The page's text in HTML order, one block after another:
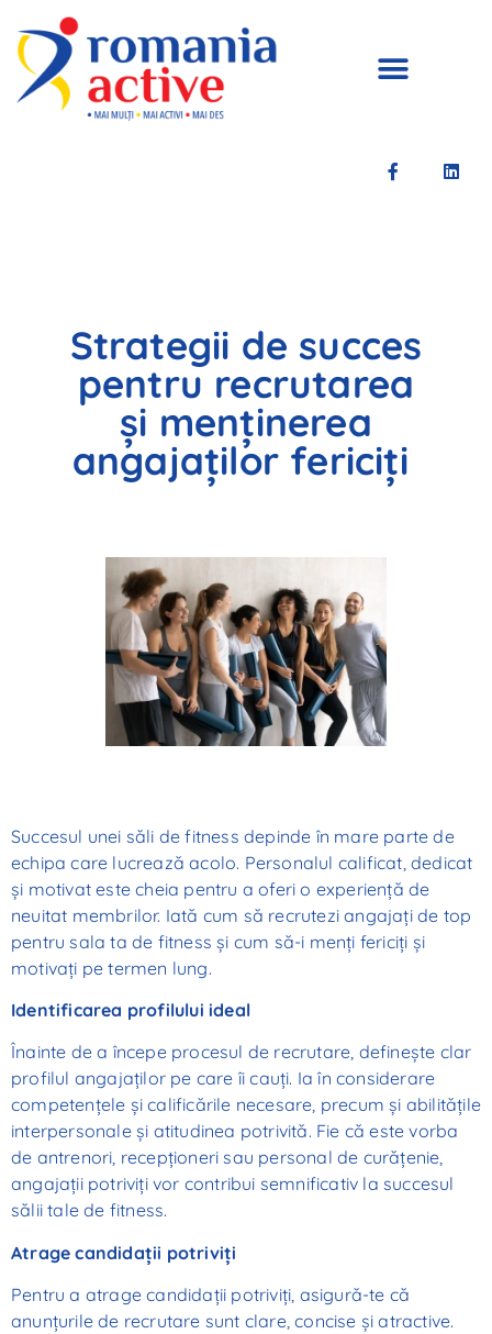
Strategii de succes
pentru recrutarea
și menținerea
angajaților fericiți
Succesul unei săli de fitness depinde în mare parte de
echipa care lucrează acolo. Personalul calificat, dedicat
și motivat este cheia pentru a oferi o experiență de
neuitat membrilor. Iată cum să recrutezi angajați de top
pentru sala ta de fitness și cum să-i menți fericiți și
motivați pe termen lung.
Identificarea profilului ideal
Înainte de a începe procesul de recrutare, definește clar
profilul angajaților pe care îi cauți. Ia în considerare
competențele și calificările necesare, precum și abilitățile
interpersonale și atitudinea potrivită. Fie că este vorba
de antrenori, recepționeri sau personal de curățenie,
angajații potriviți vor contribui semnificativ la succesul
sălii tale de fitness.
Atrage candidații potriviți
Pentru a atrage candidații potriviți, asigură-te că
anunțurile de recrutare sunt clare, concise și atractive.